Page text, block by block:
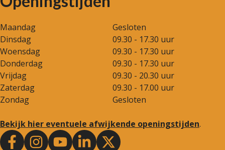
Maandag
Gesloten
Dinsdag
09.30 - 17.30 uur
Woensdag
09.30 - 17.30 uur
Donderdag
09.30 - 17.30 uur
Vrijdag
09.30 - 20.30 uur
Zaterdag
09.30 - 17.00 uur
Zondag
Gesloten
Bekijk hier eventuele afwijkende openingstijden.